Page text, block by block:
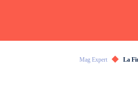
Mag Expert La